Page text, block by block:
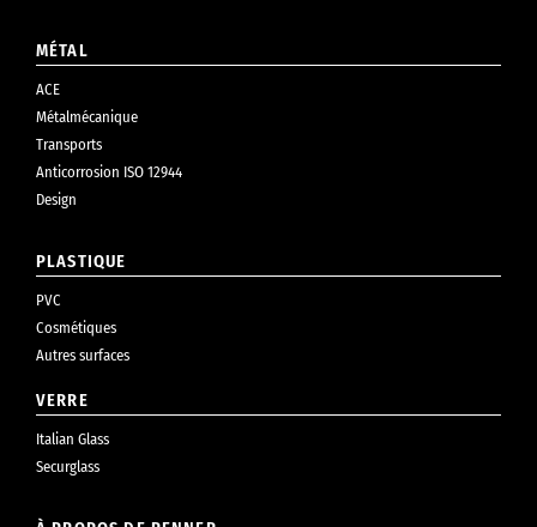
MÉTAL
ACE
Métalmécanique
Transports
Anticorrosion ISO 12944
Design
PLASTIQUE
PVC
Cosmétiques
Autres surfaces
VERRE
Italian Glass
Securglass